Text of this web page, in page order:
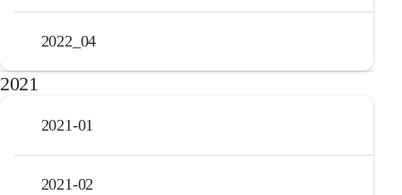
2022_04
2021
2021-01
2021-02